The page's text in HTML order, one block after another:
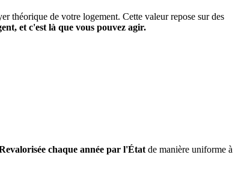
théorique de votre logement. Cette valeur repose sur des
et c'est là que vous pouvez agir.
chaque année par l'État de manière uniforme à